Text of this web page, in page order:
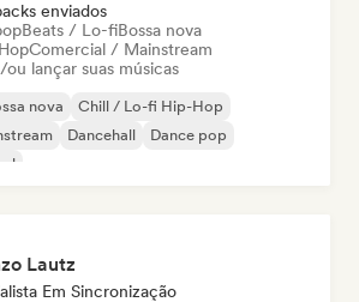
enviados
Beats / Lo-fiBossa nova
Comercial / Mainstream
lançar suas músicas
nova
Chill / Lo-fi Hip-Hop
Dancehall
Dance pop
Lautz
Em Sincronização